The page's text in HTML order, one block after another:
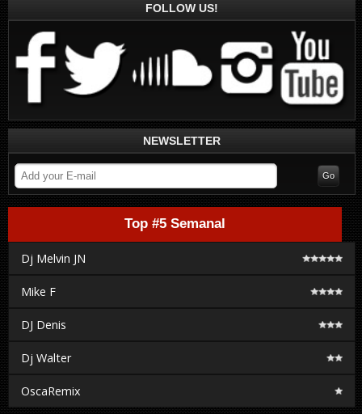
FOLLOW US!
NEWSLETTER
Top #5 Semanal
Dj Melvin JN
Mike F
DJ Denis
Dj Walter
OscaRemix